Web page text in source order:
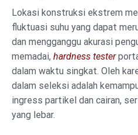
Lokasi konstruksi ekstrem
fluktuasi suhu yang dapat
dan mengganggu akurasi
memadai, hardness tester
dalam waktu singkat. Oleh
dalam seleksi adalah
ingress partikel dan cairan,
yang lebar.